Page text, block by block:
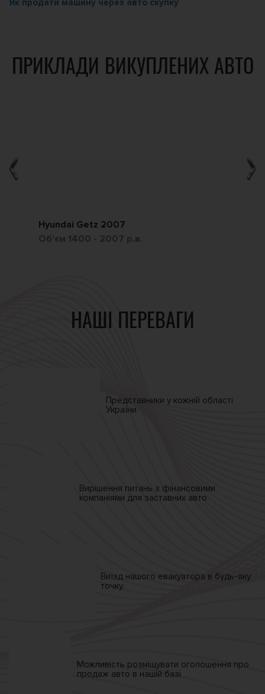
ПРИКЛАДИ ВИКУПЛЕНИХ АВТО
Hyundai Getz 2007
Обʼєм 1400 - 2007 р.в.
НАШІ ПЕРЕВАГИ
Представники у кожній області
України
Вирішення питань з фінансовими
компаніями для заставних авто
Виїзд нашого евакуатора в будь-яку
точку.
Можливість розміщувати оголошення про
продаж авто в нашій базі